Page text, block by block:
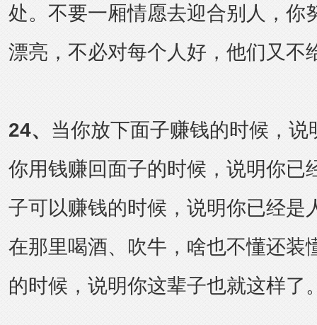
处。不要一厢情愿去迎合别人，你
漂亮，不必对每个人好，他们又不
24、 当你放下面子赚钱的时候，
你用钱赚回面子的时候，说明你已
子可以赚钱的时候，说明你已经是
在那里喝酒、吹牛，啥也不懂还装
的时候，说明你这辈子也就这样了